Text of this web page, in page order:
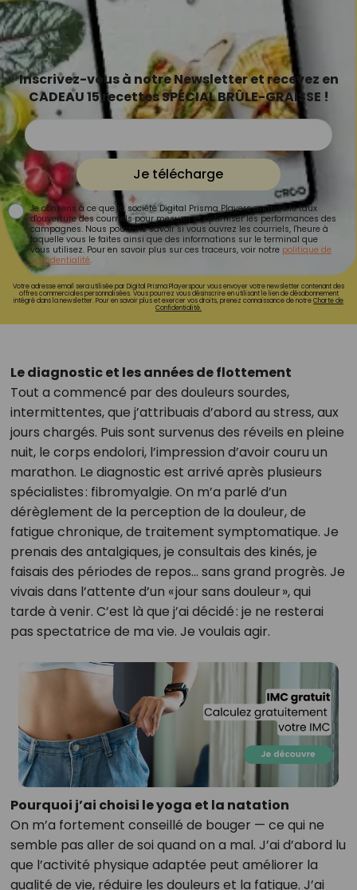
Inscrivez-vous à notre Newsletter et recevez en
CADEAU 15 recettes SPÉCIAL BRÛLE-GRAISSE !
Je télécharge
Je consens à ce que la société Digital Prisma Players analyse le taux
d'ouverture des courriels pour mesurer et optimiser les performances des
campagnes. Nous pourrons savoir si vous ouvrez les courriels, l'heure à
laquelle vous le faites ainsi que des informations sur le terminal que
vous utilisez. Pour en savoir plus sur ces traceurs, voir notre politique de
confidentialité.
Votre adresse email sera utilisée par Digital Prisma Playerspour vous envoyer votre newsletter contenant des
offres commerciales personnalisées. Vous pourrez vous désinscrire en utilisant le lien de désabonnement
intégré dans la newsletter. Pour en savoir plus et exercer vos droits, prenez connaissance de notreCharte de
Confidentialité.
Le diagnostic et les années de flottement
Tout a commencé par des douleurs sourdes,
intermittentes, que j’attribuais d’abord au stress, aux
jours chargés. Puis sont survenus des réveils en pleine
nuit, le corps endolori, l’impression d’avoir couru un
marathon. Le diagnostic est arrivé après plusieurs
spécialistes : fibromyalgie. On m’a parlé d’un
dérèglement de la perception de la douleur, de
fatigue chronique, de traitement symptomatique. Je
prenais des antalgiques, je consultais des kinés, je
faisais des périodes de repos… sans grand progrès. Je
vivais dans l’attente d’un « jour sans douleur », qui
tarde à venir. C’est là que j’ai décidé : je ne resterai
pas spectatrice de ma vie. Je voulais agir.
Pourquoi j’ai choisi le yoga et la natation
On m’a fortement conseillé de bouger — ce qui ne
semble pas aller de soi quand on a mal. J’ai d’abord lu
que l’activité physique adaptée peut améliorer la
qualité de vie, réduire les douleurs et la fatigue. J’ai